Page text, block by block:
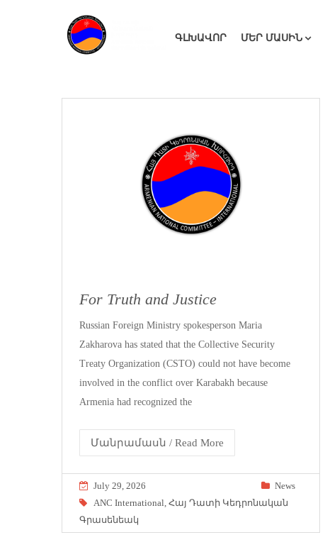
ԳԼԽԱՎՈՐ ՄԵՐ ՄԱՍԻՆ
For Truth and Justice
Russian Foreign Ministry spokesperson Maria
Zakharova has stated that the Collective Security
Treaty Organization (CSTO) could not have become
involved in the conflict over Karabakh because
Armenia had recognized the
Մանրամասն / Read More
July 29, 2026
News
ANC International Հայ Դատի Կեդրոնական
Գրասենեակ